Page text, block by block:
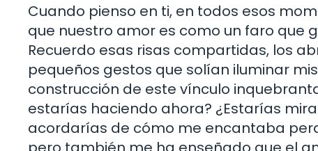
Cuando pienso en ti, en todos esos
que nuestro amor es como un faro que
Recuerdo esas risas compartidas, los
pequeños gestos que solían iluminar
construcción de este vínculo
estarías haciendo ahora? ¿Estarías
acordarías de cómo me encantaba